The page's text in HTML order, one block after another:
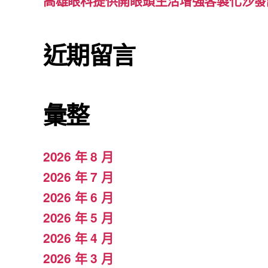
近期留言
彙整
2026 年 8 月
2026 年 7 月
2026 年 6 月
2026 年 5 月
2026 年 4 月
2026 年 3 月